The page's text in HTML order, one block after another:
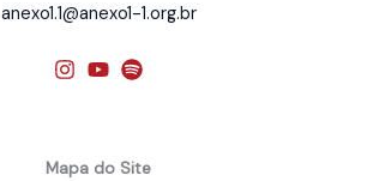
anexo1.1@anexo1-1.org.br
Mapa do Site